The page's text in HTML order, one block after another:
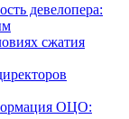
девелопера:
сжатия
ОЦО: